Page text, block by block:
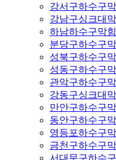
강서구하수구
강남구싱크대
하남하수구막
분당구하수구
성북구하수구
성동구하수구
관악구하수구
강동구싱크대
만안구하수구
동안구하수구
영등포하수구
금천구하수구
서대문구하수